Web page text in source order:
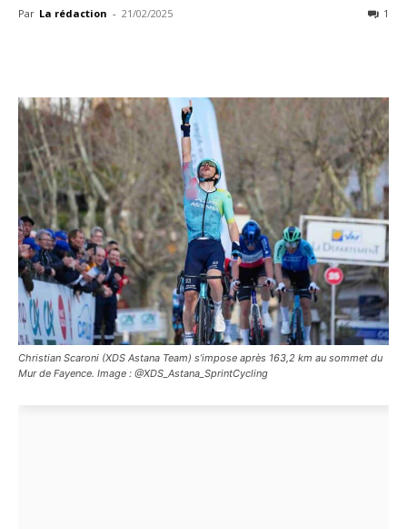
Par La rédaction - 21/02/2025 1
Christian Scaroni (XDS Astana Team) s’impose après 163,2 km au sommet du
Mur de Fayence. Image : @XDS_Astana_SprintCycling